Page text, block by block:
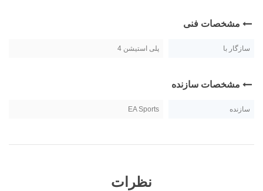
مشخصات فنی
سازگار با پلی استیشن 4
مشخصات سازنده
سازنده EA Sports
نظرات